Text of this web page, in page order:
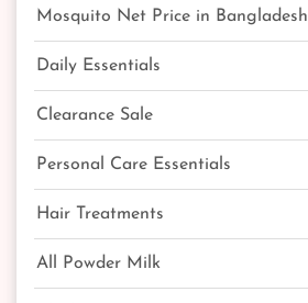
Mosquito Net Price in Bangladesh
Daily Essentials
Clearance Sale
Personal Care Essentials
Hair Treatments
All Powder Milk